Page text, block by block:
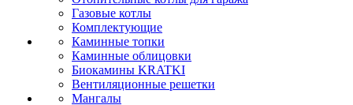
Газовые котлы
Комплектующие
Каминные топки
Каминные облицовки
Биокамины KRATKI
Вентиляционные решетки
Мангалы